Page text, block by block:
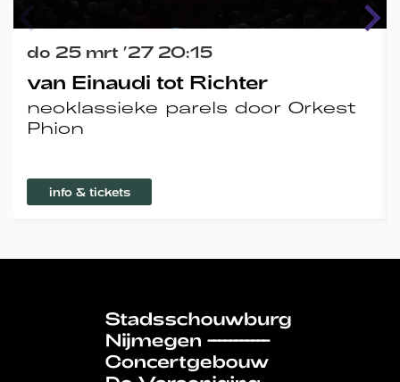
van Einaudi tot Richter
neoklassieke parels door Orkest
Phion
do 25 mrt ’27 20:15
info & tickets